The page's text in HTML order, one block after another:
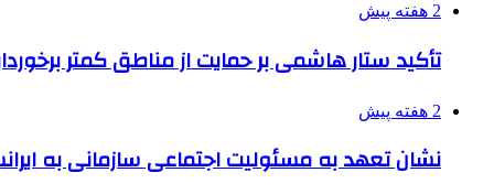
2 هفته پیش
تأکید ستار هاشمی بر حمایت از مناطق کمتر
2 هفته پیش
نشان تعهد به مسئولیت اجتماعی سازمانی به